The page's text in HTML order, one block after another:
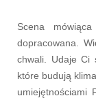
Scena
dopracowana.
chwali. Udaje Ci
które budują
umiejętnościami